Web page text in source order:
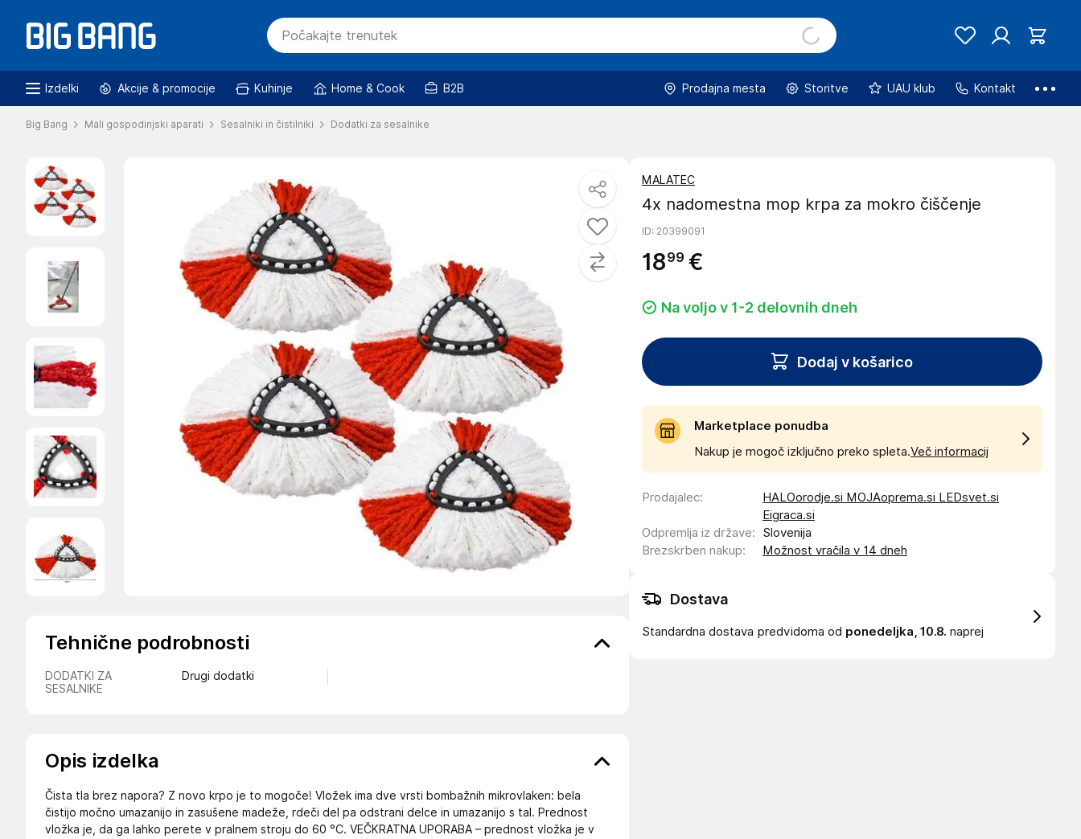
Izdelki Akcije & promocije Kuhinje Home & Cook B2B Prodajna mesta Storitve UAU klub Kontakt
Big Bang Mali gospodinjski aparati Sesalniki in čistilniki Dodatki za sesalnike
Tehnične podrobnosti
DODATKI ZA
SESALNIKE
Drugi dodatki
Opis izdelka
Čista tla brez napora? Z novo krpo je to mogoče! Vložek ima dve vrsti bombažnih mikrovlaken: bela
čistijo močno umazanijo in zasušene madeže, rdeči del pa odstrani delce in umazanijo s tal. Prednost
vložka je, da ga lahko perete v pralnem stroju do 60 °C. VEČKRATNA UPORABA – prednost vložka je v
MALATEC
4x nadomestna mop krpa za mokro čiščenje
ID: 20399091
1899 €
Na voljo v 1-2 delovnih dneh
Dodaj v košarico
Marketplace ponudba
Nakup je mogoč izključno preko spleta.Več informacij
Prodajalec:
HALOorodje.si MOJAoprema.si LEDsvet.si
Eigraca.si
Odpremlja iz države:
Slovenija
Brezskrben nakup: Možnost vračila v 14 dneh
Dostava
Standardna dostava predvidoma od ponedeljka, 10.8. naprej